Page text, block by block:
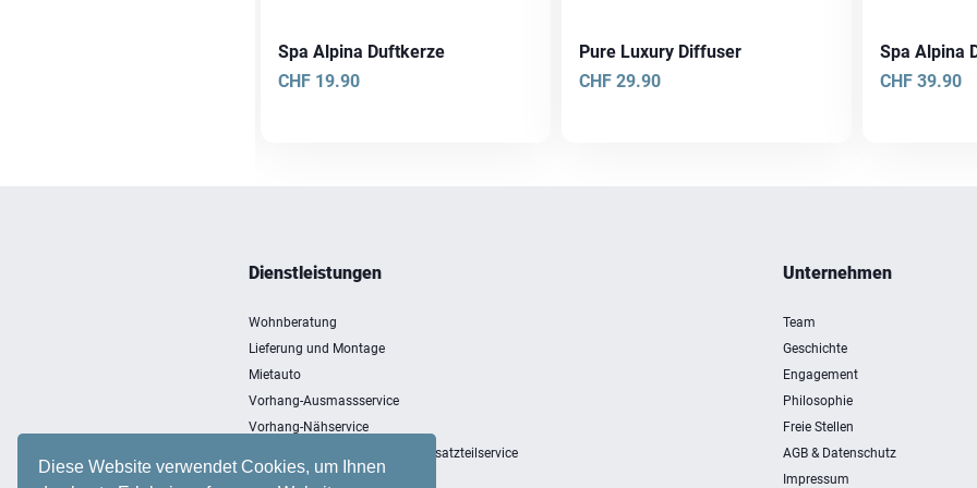
Diese Website verwendet Cookies, um Ihnen
Spa Alpina Duftkerze
CHF 19.90
Pure Luxury Diffuser
CHF 29.90
Spa Alpina
CHF 39.90
Dienstleistungen
Wohnberatung
Lieferung und Montage
Mietauto
Vorhang-Ausmassservice
Vorhang-Nähservice
Entsorgung, Einlagerung und Ersatzteilservice
Unternehmen
Team
Geschichte
Engagement
Philosophie
Freie Stellen
AGB & Datenschutz
Impressum